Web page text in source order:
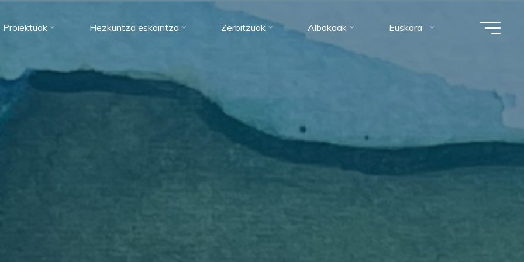
Proiektuak Hezkuntza eskaintza Zerbitzuak Albokoak Euskara